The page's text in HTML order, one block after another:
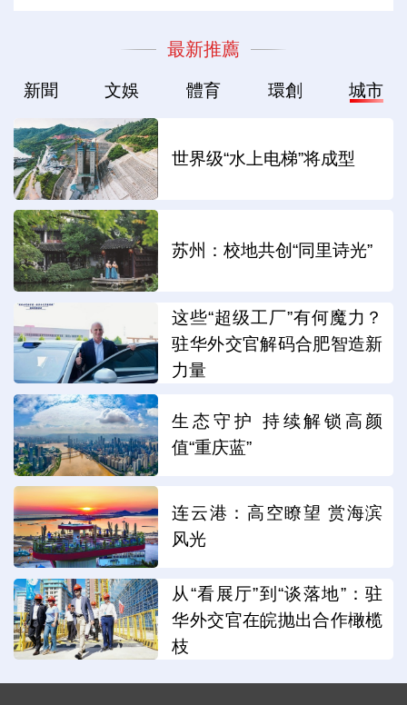
最新推薦
新聞 文娛 體育 環創 城市
世界级“水上电梯”将成型
苏州：校地共创“同里诗光”
这些“超级工厂”有何魔力？
驻华外交官解码合肥智造新
力量
生态守护 持续解锁高颜
值“重庆蓝”
连云港：高空瞭望 赏海滨
风光
从“看展厅”到“谈落地”：驻
华外交官在皖抛出合作橄榄
枝